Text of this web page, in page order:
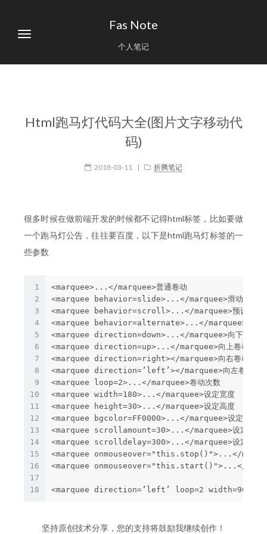
Fas Note
个人笔记
Html跑马灯代码大全(图片文字移动代
码)
2018-03-11 | 折腾笔记
很多时候在做前端开发的时候都不记得html标签，比如要做
一个跑马灯公告，往往要百度，以下是html跑马灯标签的一
些参数
1
2
3
4
5
6
7
8
9
10
11
12
13
14
15
16
17
18
<marquee>...</marquee>普通卷动
<marquee behavior=slide>...</marquee>滑动
<marquee behavior=scroll>...</marquee>预设卷
<marquee behavior=alternate>...</marquee>来回
<marquee direction=down>...</marquee>向下卷动
<marquee direction=up>...</marquee>向上卷动
<marquee direction=right></marquee>向右卷动
<marquee direction=’left’></marquee>向左卷动
<marquee loop=2>...</marquee>卷动次数
<marquee width=180>...</marquee>设定宽度
<marquee height=30>...</marquee>设定高度
<marquee bgcolor=FF0000>...</marquee>设定背景
<marquee scrollamount=30>...</marquee>设定滚动
<marquee scrolldelay=300>...</marquee>设定卷动
<marquee onmouseover="this.stop()">...</
<marquee onmouseover="this.start()">...</
坚持原创技术分享，您的支持将鼓励我继续创作！